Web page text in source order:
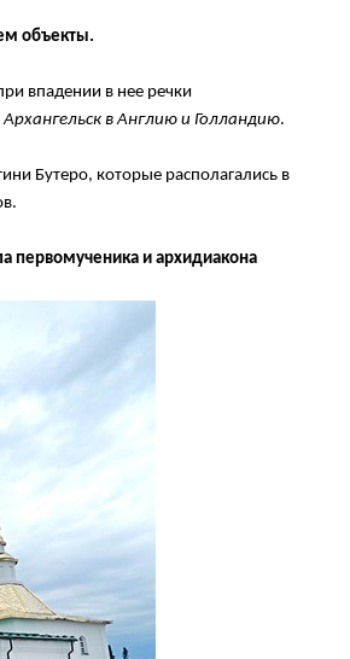
объекты.
впадении в нее речки
в Англию и Голландию.
Бутеро, которые располагались в
первомученика и архидиакона